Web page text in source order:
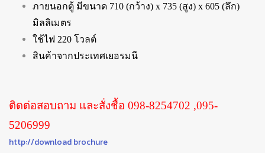
ภายนอกตู้ มีขนาด 710 (กว้าง) x 735 (สูง) x 605 (ลึก)
มิลลิเมตร
ใช้ไฟ 220 โวลต์
สินค้าจากประเทศเยอรมนี
ติดต่อสอบถาม และสั่งชื้อ 098-8254702 ,095-
5206999
http://download brochure